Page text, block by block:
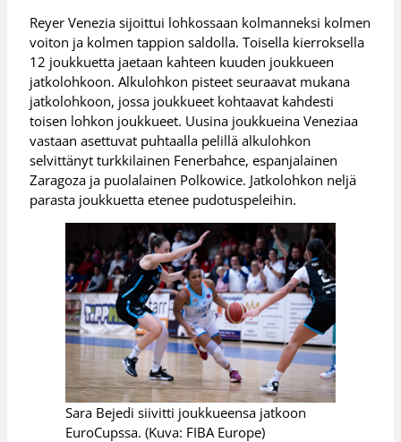
Reyer Venezia sijoittui lohkossaan kolmanneksi kolmen
voiton ja kolmen tappion saldolla. Toisella kierroksella
12 joukkuetta jaetaan kahteen kuuden joukkueen
jatkolohkoon. Alkulohkon pisteet seuraavat mukana
jatkolohkoon, jossa joukkueet kohtaavat kahdesti
toisen lohkon joukkueet. Uusina joukkueina Veneziaa
vastaan asettuvat puhtaalla pelillä alkulohkon
selvittänyt turkkilainen Fenerbahce, espanjalainen
Zaragoza ja puolalainen Polkowice. Jatkolohkon neljä
parasta joukkuetta etenee pudotuspeleihin.
Sara Bejedi siivitti joukkueensa jatkoon
EuroCupssa. (Kuva: FIBA Europe)